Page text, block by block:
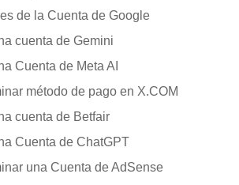
de la Cuenta de Google
cuenta de Gemini
Cuenta de Meta AI
método de pago en X.COM
cuenta de Betfair
Cuenta de ChatGPT
una Cuenta de AdSense